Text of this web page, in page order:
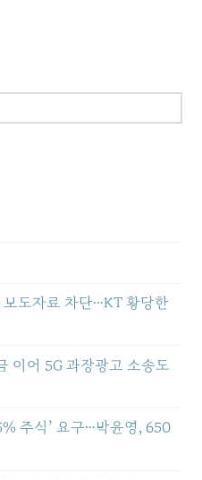
도자료 차단…KT 황당한
이어 5G 과장광고 소송도
주식’ 요구…박윤영, 650